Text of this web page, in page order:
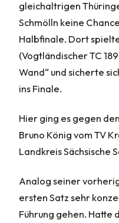
gleichaltrigen
Schmölln keine
Halbfinale. Dort
(Vogtländischer TC
Wand“ und sicherte
ins Finale.
Hier ging es gegen
Bruno König vom TV
Landkreis Sächsische
Analog seiner
ersten Satz sehr
Führung gehen. Hatte